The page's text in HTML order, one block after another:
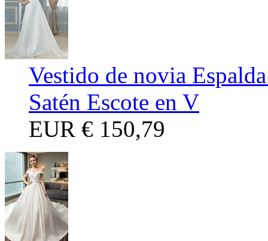
Vestido de novia
Satén Escote en V
EUR € 150,79